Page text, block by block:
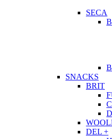
SECA
SNACKS
BRIT
DEL +